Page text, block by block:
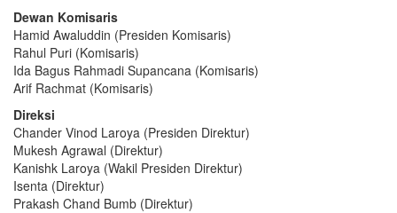
Dewan Komisaris
Hamid Awaluddin (Presiden Komisaris)
Rahul Puri (Komisaris)
Ida Bagus Rahmadi Supancana (Komisaris)
Arif Rachmat (Komisaris)
Direksi
Chander Vinod Laroya (Presiden Direktur)
Mukesh Agrawal (Direktur)
Kanishk Laroya (Wakil Presiden Direktur)
Isenta (Direktur)
Prakash Chand Bumb (Direktur)